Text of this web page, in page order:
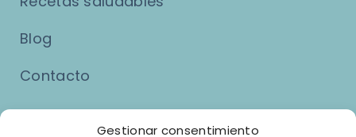
Gestionar consentimiento
Blog
Contacto
Asuntos Legales